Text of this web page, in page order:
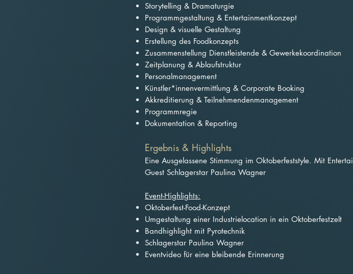
Storytelling & Dramaturgie
Programmgestaltung & Entertainmentkonzept
Design & visuelle Gestaltung
Erstellung des Foodkonzepts
Zusammenstellung Dienstleistende & Gewerkekoordination
Zeitplanung & Ablaufstruktur
Personalmanagement
Künstler*innenvermittlung & Corporate Booking
Akkreditierung & Teilnehmendenmanagement
Programmregie
Dokumentation & Reporting
Ergebnis & Highlights
Eine Ausgelassene Stimmung im Oktoberfeststyle. Mit
Guest Schlagerstar Paulina Wagner
Event-Highlights:
Oktoberfest-Food-Konzept
Umgestaltung einer Industrielocation in ein Oktoberfestzelt
Bandhighlight mit Pyrotechnik
Schlagerstar Paulina Wagner
Eventvideo für eine bleibende Erinnerung